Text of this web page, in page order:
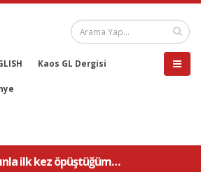
Kaos GL Dergisi
ilk kez öpüştüğüm…